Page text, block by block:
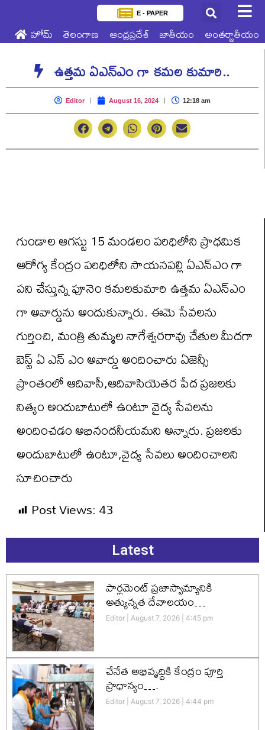
E - PAPER
హోమ్ తెలంగాణ ఆంధ్రప్రదేశ్ జాతీయం అంతర్జాతీయం
ఉత్తమ ఏఎన్ఎం గా కమల కుమారి..
Editor August 16, 2024 12:18 am
గుండాల ఆగస్టు 15 మండలం పరిధిలోని ప్రాధమిక
ఆరోగ్య కేంద్రం పరిధిలోని సాయనపల్లి ఏఎన్ఎం గా
పని చేస్తున్న పూనెం కమలకుమారి ఉత్తమ ఏఎన్ఎం
గా అవార్డును అందుకున్నారు. ఈమె సేవలను
గుర్తించి, మంత్రి తుమ్మల నాగేశ్వరరావు చేతుల మీదగా
బెస్ట్ ఏ ఎన్ ఎం అవార్డు అందించారు ఏజెన్సీ
ప్రాంతంలో ఆదివాసీ,ఆదివాసియెతర పేద ప్రజలకు
నిత్యం అందుబాటులో ఉంటూ వైద్య సేవలను
అందించడం అభినందనీయమని అన్నారు. ప్రజలకు
అందుబాటులో ఉంటూ,వైద్య సేవలు అందించాలని
సూచించారు
Post Views:43
Latest
పార్లమెంట్ ప్రజాస్వామ్యానికి
అత్యున్నత దేవాలయం…
Editor August 7, 2026 4:45 pm
చేనేత అభివృద్ధికి కేంద్రం పూర్తి
ప్రాధాన్యం….
Editor August 7, 2026 4:44 pm